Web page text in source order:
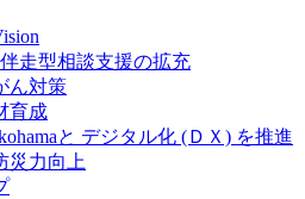
走型相談支援の拡充
ん対策
育成
と デジタル化 (ＤＸ) を推進
災力向上